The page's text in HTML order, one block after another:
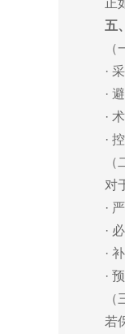
正
五
·
·
·
·
对
·
·
·
·
若